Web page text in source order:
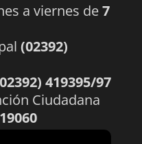
a viernes de7
(02392)
419395/97
Ciudadana